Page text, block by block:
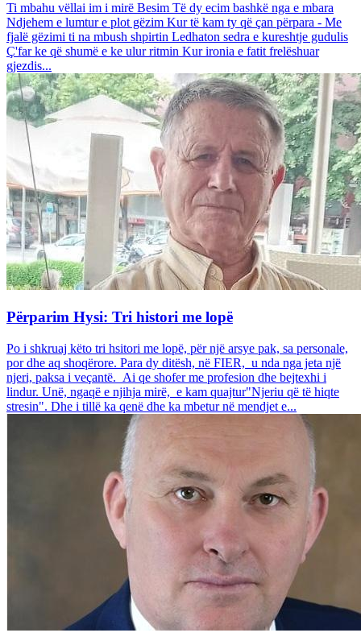
Ti mbahu vëllai im i mirë Besim Të dy ecim bashkë nga e mbara
Ndjehem e lumtur e plot gëzim Kur të kam ty që çan përpara - Me
fjalë gëzimi ti na mbush shpirtin Ledhaton sedra e kureshtje gudulis
Ç'far ke që shumë e ke ulur ritmin Kur ironia e fatit frelëshuar
gjezdis...
Përparim Hysi: Tri histori me lopë
Po i shkruaj këto tri hsitori me lopë, për një arsye pak, sa personale,
por dhe aq shoqërore. Para dy ditësh, në FIER, u nda nga jeta një
njeri, paksa i veçantë. Ai qe shofer me profesion dhe bejtexhi i
lindur. Unë, ngaqë e njihja mirë, e kam quajtur"Njeriu që të hiqte
stresin". Dhe i tillë ka qenë dhe ka mbetur në mendjet e...